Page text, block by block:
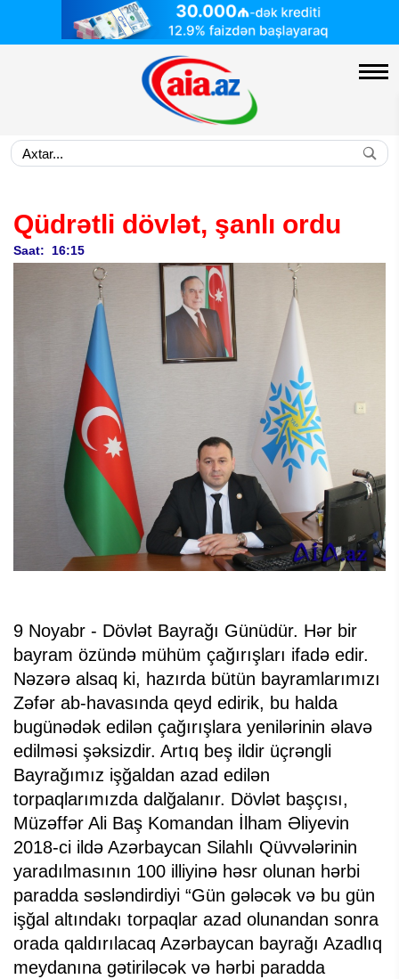
Qüdrətli dövlət, şanlı ordu
Saat: 16:15
9 Noyabr - Dövlət Bayrağı Günüdür. Hər bir
bayram özündə mühüm çağırışları ifadə edir.
Nəzərə alsaq ki, hazırda bütün bayramlarımızı
Zəfər ab-havasında qeyd edirik, bu halda
bugünədək edilən çağırışlara yenilərinin əlavə
edilməsi şəksizdir. Artıq beş ildir üçrəngli
Bayrağımız işğaldan azad edilən
torpaqlarımızda dalğalanır. Dövlət başçısı,
Müzəffər Ali Baş Komandan İlham Əliyevin
2018-ci ildə Azərbaycan Silahlı Qüvvələrinin
yaradılmasının 100 illiyinə həsr olunan hərbi
paradda səsləndirdiyi “Gün gələcək və bu gün
işğal altındakı torpaqlar azad olunandan sonra
orada qaldırılacaq Azərbaycan bayrağı Azadlıq
meydanına gətiriləcək və hərbi paradda